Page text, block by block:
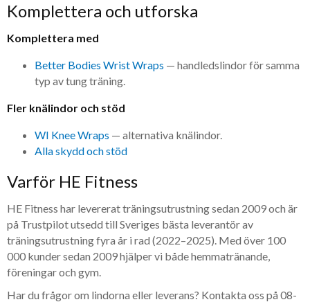
Komplettera och utforska
Komplettera med
Better Bodies Wrist Wraps — handledslindor för samma
typ av tung träning.
Fler knälindor och stöd
WI Knee Wraps — alternativa knälindor.
Alla skydd och stöd
Varför HE Fitness
HE Fitness har levererat träningsutrustning sedan 2009 och är
på Trustpilot utsedd till Sveriges bästa leverantör av
träningsutrustning fyra år i rad (2022–2025). Med över 100
000 kunder sedan 2009 hjälper vi både hemmatränande,
föreningar och gym.
Har du frågor om lindorna eller leverans? Kontakta oss på 08-